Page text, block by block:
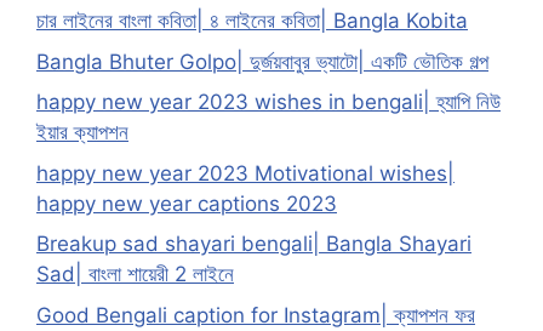
চার লাইনের বাংলা কবিতা| ৪ লাইনের কবিতা| Bangla Kobita
Bangla Bhuter Golpo| দুর্জয়বাবুর ভ্যাটো| একটি ভৌতিক গল্প
happy new year 2023 wishes in bengali| হ্যাপি নিউ
ইয়ার ক্যাপশন
happy new year 2023 Motivational wishes|
happy new year captions 2023
Breakup sad shayari bengali| Bangla Shayari
Sad| বাংলা শায়েরী 2 লাইনে
Good Bengali caption for Instagram| ক্যাপশন ফর